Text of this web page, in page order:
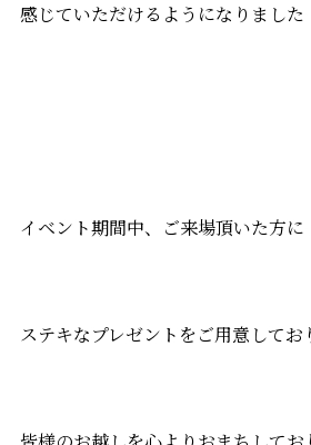
感じていただけるようになりました
イベント期間中、ご来場頂いた方に
ステキなプレゼントをご用意してお